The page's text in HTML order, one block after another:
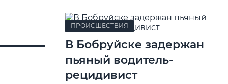
ПРОИСШЕСТВИЯ
В Бобруйске задержан
пьяный водитель-
рецидивист